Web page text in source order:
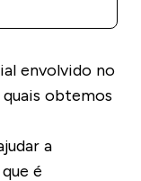
envolvido no
obtemos
a
é